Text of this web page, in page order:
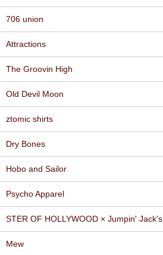
706 union
Attractions
The Groovin High
Old Devil Moon
ztomic shirts
Dry Bones
Hobo and Sailor
Psycho Apparel
STER OF HOLLYWOOD × Jumpin' Jack's
Mew